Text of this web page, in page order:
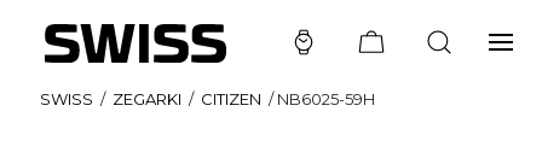
SWISS / ZEGARKI / CITIZEN /NB6025-59H